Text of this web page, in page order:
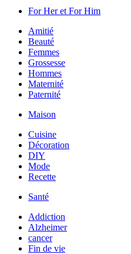
For Her et For Him
Amitié
Beauté
Femmes
Grossesse
Hommes
Maternité
Paternité
Maison
Cuisine
Décoration
DIY
Mode
Recette
Santé
Addiction
Alzheimer
cancer
Fin de vie